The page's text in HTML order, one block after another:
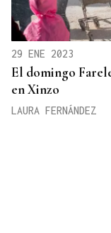
29 ENE 2023
El domingo
en Xinzo
LAURA FERNÁNDEZ